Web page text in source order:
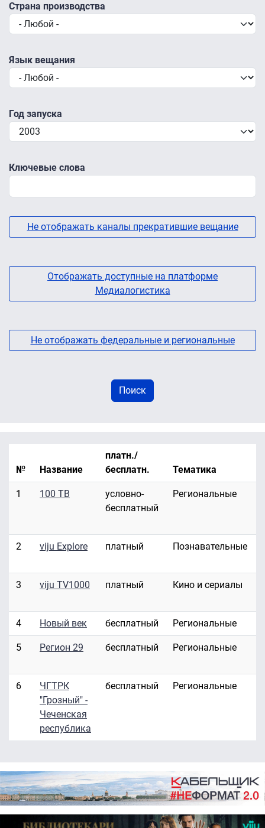
Страна производства
Язык вещания
Год запуска
Ключевые слова
Не отображать каналы прекратившие вещание
Отображать доступные на платформе
Медиалогистика
Не отображать федеральные и региональные
№ Название
платн./
бесплатн.
Тематика
1 100 ТВ
условно-
бесплатный
Региональные
2 viju Explore платный Познавательные
3 viju TV1000 платный Кино и сериалы
4 Новый век бесплатный Региональные
5 Регион 29 бесплатный Региональные
6
ЧГТРК
"Грозный" -
Чеченская
республика
бесплатный Региональные